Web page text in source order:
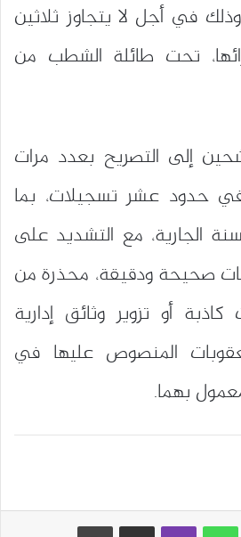
في أجل لا يتجاوز ثلاثين
تحت طائلة الشطب من
إلى التصريح بعدد مرات
في حدود عشر تسجيلات، بما
الجارية، مع التشديد على
صحيحة ودقيقة، محذرة من
كاذبة أو تزوير وثائق إدارية
المنصوص عليها في
بهما.
واتساب مشاركة عبر البريد